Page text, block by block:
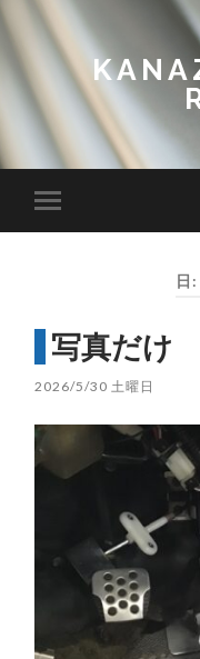
mobile
日:
写真だけ
2026/5/30 土曜日